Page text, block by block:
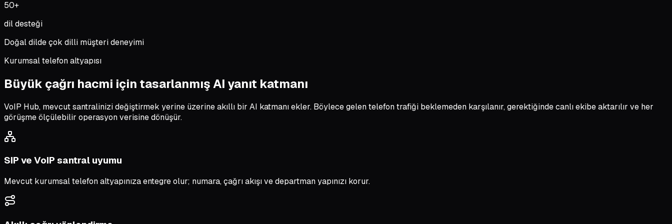
50+
dil desteği
Doğal dilde çok dilli müşteri deneyimi
Kurumsal telefon altyapısı
Büyük çağrı hacmi için tasarlanmış AI yanıt katmanı
VoIP Hub, mevcut santralinizi değiştirmek yerine üzerine akıllı bir AI katmanı ekler. Böylece gelen telefon trafiği beklemeden karşılanır, gerektiğinde canlı ekibe aktarılır ve her
görüşme ölçülebilir operasyon verisine dönüşür.
SIP ve VoIP santral uyumu
Mevcut kurumsal telefon altyapınıza entegre olur; numara, çağrı akışı ve departman yapınızı korur.